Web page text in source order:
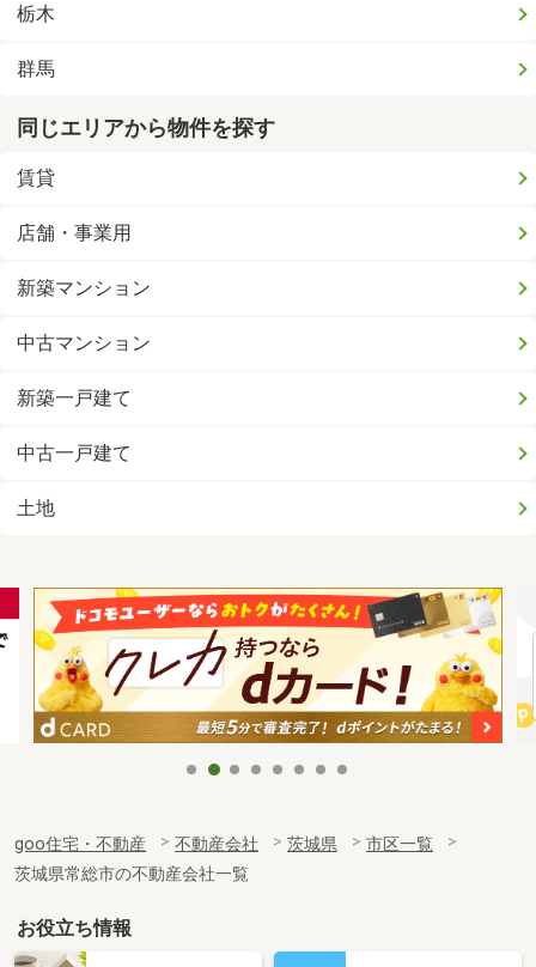
栃木
群馬
同じエリアから物件を探す
賃貸
店舗・事業用
新築マンション
中古マンション
新築一戸建て
中古一戸建て
土地
goo住宅・不動産 不動産会社 茨城県
市区一覧
茨城県常総市の不動産会社一覧
お役立ち情報